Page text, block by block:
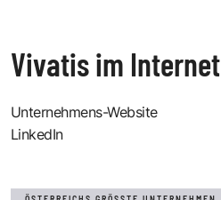
Vivatis im Internet
Unternehmens-Website
LinkedIn